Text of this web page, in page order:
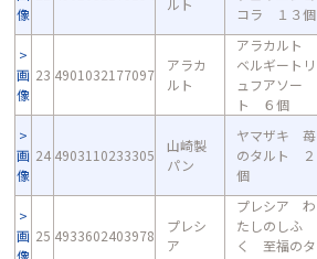
像
ルト
コラ １３個
画
像
23 4901032177097
アラカ
ルト
アラカルト
ベルギートリ
ュフアソー
ト ６個
画
像
24 4903110233305
山崎製
パン
ヤマザキ 苺
のタルト ２
個
画
像
25 4933602403978
プレシ
ア
プレシア わ
たしのしふ
く 至福のタ